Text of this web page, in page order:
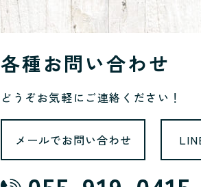
各種お問い合わせ
どうぞお気軽にご連絡ください！
メールでお問い合わせ